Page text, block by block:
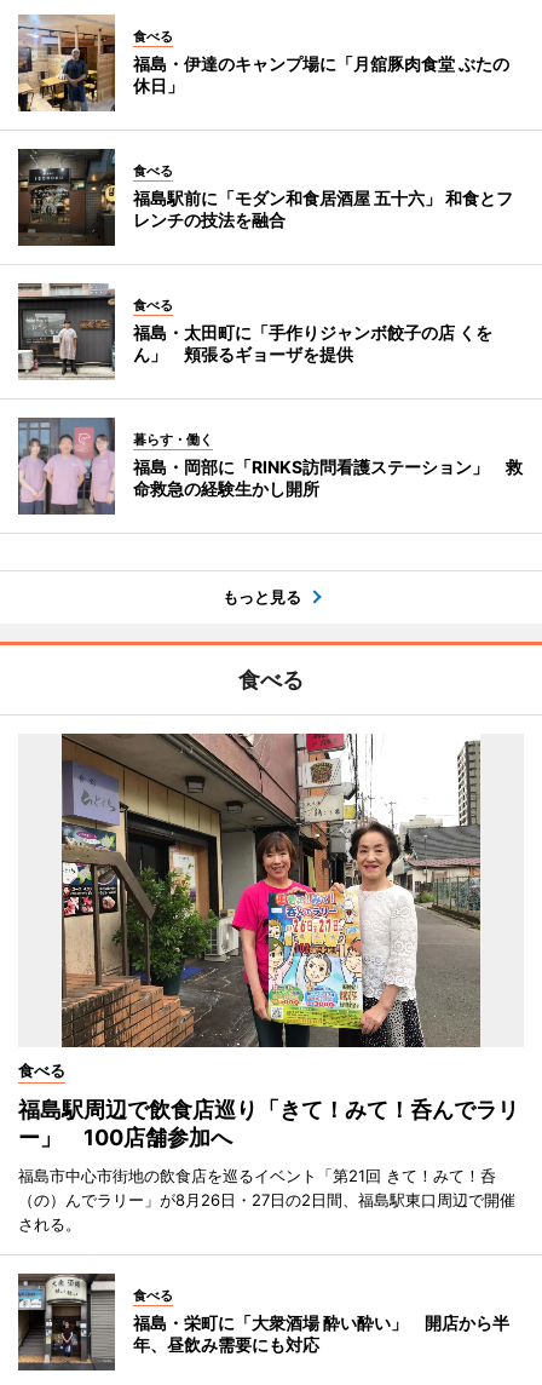
食べる
福島・伊達のキャンプ場に「月舘豚肉食堂 ぶたの
休日」
食べる
福島駅前に「モダン和食居酒屋 五十六」 和食とフ
レンチの技法を融合
食べる
福島・太田町に「手作りジャンボ餃子の店 くを
ん」 頬張るギョーザを提供
暮らす・働く
福島・岡部に「RINKS訪問看護ステーション」 救
命救急の経験生かし開所
もっと見る
食べる
食べる
福島駅周辺で飲食店巡り「きて！みて！呑んでラリ
ー」 100店舗参加へ
福島市中心市街地の飲食店を巡るイベント「第21回 きて！みて！呑
（の）んでラリー」が8月26日・27日の2日間、福島駅東口周辺で開催
される。
食べる
福島・栄町に「大衆酒場 酔い酔い」 開店から半
年、昼飲み需要にも対応